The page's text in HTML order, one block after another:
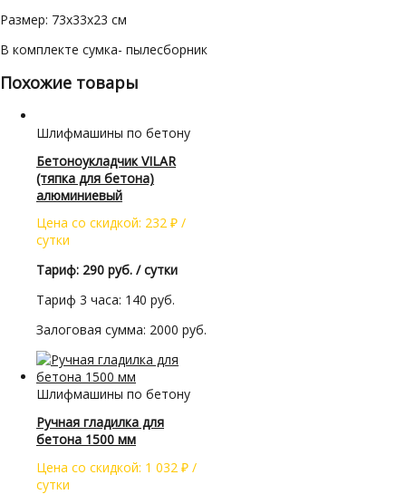
Размер: 73x33x23 см
В комплекте сумка- пылесборник
Похожие товары
Шлифмашины по бетону
Бетоноукладчик VILAR
(тяпка для бетона)
алюминиевый
Цена со скидкой: 232 ₽ /
сутки
Тариф: 290 руб. / сутки
Тариф 3 часа: 140 руб.
Залоговая сумма: 2000 руб.
Шлифмашины по бетону
Ручная гладилка для
бетона 1500 мм
Цена со скидкой: 1 032 ₽ /
сутки